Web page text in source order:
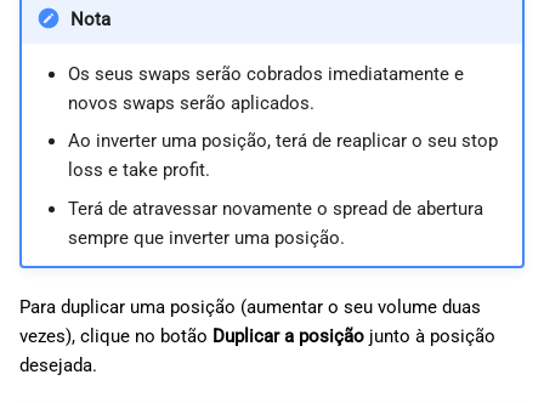
Nota
Os seus swaps serão cobrados imediatamente e
novos swaps serão aplicados.
Ao inverter uma posição, terá de reaplicar o seu stop
loss e take profit.
Terá de atravessar novamente o spread de abertura
sempre que inverter uma posição.
Para duplicar uma posição (aumentar o seu volume duas
vezes), clique no botão Duplicar a posição junto à posição
desejada.